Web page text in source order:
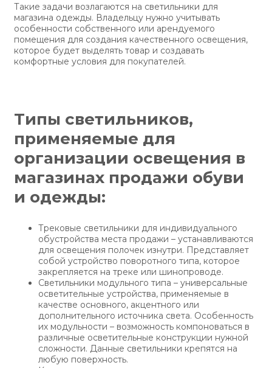
Такие задачи возлагаются на светильники для
магазина одежды. Владельцу нужно учитывать
особенности собственного или арендуемого
помещения для создания качественного освещения,
которое будет выделять товар и создавать
комфортные условия для покупателей.
Типы светильников,
применяемые для
организации освещения в
магазинах продажи обуви
и одежды:
Трековые светильники для индивидуального
обустройства места продажи – устанавливаются
для освещения полочек изнутри. Представляет
собой устройство поворотного типа, которое
закрепляется на треке или шинопроводе.
Светильники модульного типа – универсальные
осветительные устройства, применяемые в
качестве основного, акцентного или
дополнительного источника света. Особенность
их модульности – возможность компоноваться в
различные осветительные конструкции нужной
сложности. Данные светильники крепятся на
любую поверхность.